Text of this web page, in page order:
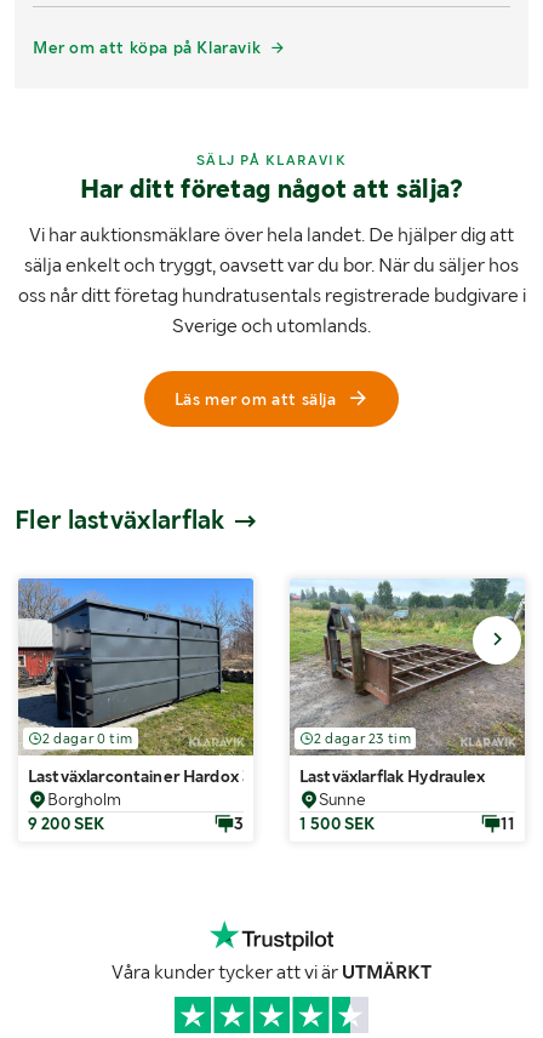
Mer om att köpa på Klaravik
SÄLJ PÅ KLARAVIK
Har ditt företag något att sälja?
Vi har auktionsmäklare över hela landet. De hjälper dig att
sälja enkelt och tryggt, oavsett var du bor. När du säljer hos
oss når ditt företag hundratusentals registrerade budgivare i
Sverige och utomlands.
Läs mer om att sälja
Fler lastväxlarflak
2 dagar 0 tim
Lastväxlarcontainer Hardox 38m3
Borgholm
9 200 SEK
3
2 dagar 23 tim
Lastväxlarflak Hydraulex
Sunne
1 500 SEK
11
Våra kunder tycker att vi är UTMÄRKT